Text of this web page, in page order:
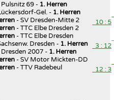
69 - 1. Herren
Gel. - 1. Herren
- SV Dresden-Mitte 2 10 : 5
- TTC Elbe Dresden 2
- TTC Elbe Dresden
Dresden - 1. Herren 3 : 12
2007 - 1. Herren
- SV Motor Mickten-DD
- TTV Radebeul 12 : 3